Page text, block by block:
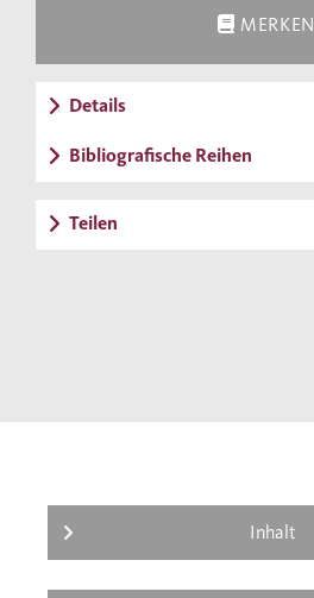
MERKEN
Details
Bibliografische Reihen
Teilen
Inhalt